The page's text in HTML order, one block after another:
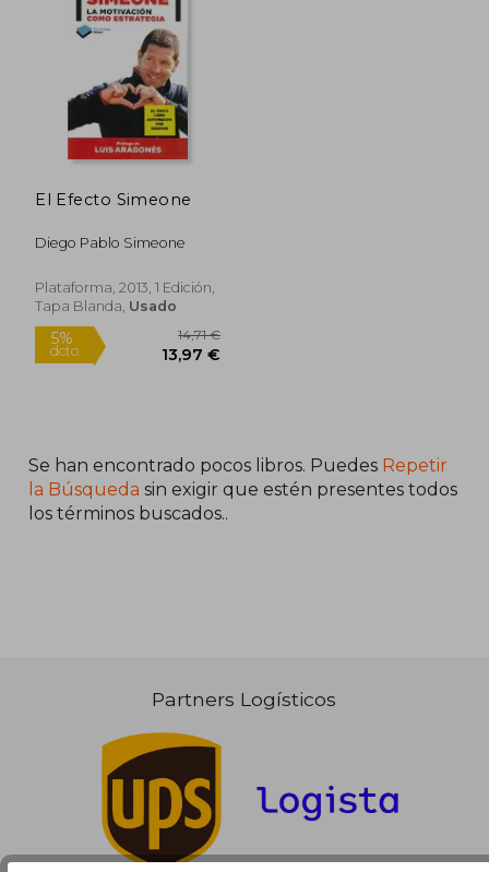
El Efecto Simeone
Diego Pablo Simeone
Plataforma, 2013, 1 Edición,
Tapa Blanda, Usado
Se han encontrado pocos libros. Puedes Repetir
la Búsqueda sin exigir que estén presentes todos
los términos buscados..
Partners Logísticos